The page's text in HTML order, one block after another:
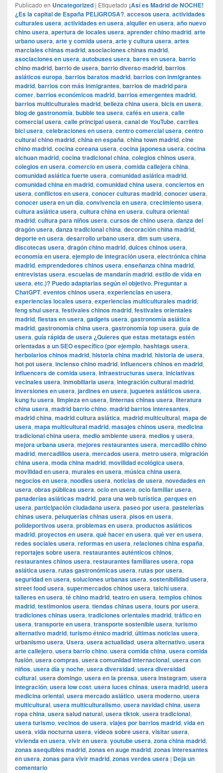
Publicado en Uncategorized | Etiquetado ¡Así es Madrid de NOCHE!
¿Es la capital de España PELIGROSA?, accesos usera, actividades
culturales usera, actividades en usera, alquiler en usera, año nuevo
chino usera, apertura de locales usera, aprender chino madrid, arte
urbano usera, arte y comida usera, arte y cultura usera, artes
marciales chinas madrid, asociaciones chinas madrid,
asociaciones en usera, autobuses usera, bares en usera, barrio
chino madrid, barrio de usera, barrio diverso madrid, barrios
asiáticos europa, barrios baratos madrid, barrios con inmigrantes
madrid, barrios con más inmigrantes, barrios de madrid para
comer, barrios económicos madrid, barrios emergentes madrid,
barrios multiculturales madrid, belleza china usera, bicis en usera,
blog de gastronomía, bubble tea usera, cafés en usera, calle
comercial usera, calle principal usera, canal de YouTube, carriles
bici usera, celebraciones en usera, centro comercial usera, centro
cultural chino madrid, china en españa, china town madrid, cine
chino madrid, cocina coreana usera, cocina japonesa usera, cocina
sichuan madrid, cocina tradicional china, colegios chinos usera,
colegios en usera, comercio en usera, comida callejera china,
comunidad asiática fuerte usera, comunidad asiática madrid,
comunidad china en madrid, comunidad china usera, conciertos en
usera, conflictos en usera, conocer culturas madrid, conocer usera,
conocer usera en un día, convivencia en usera, crecimiento usera,
cultura asiática usera, cultura china en usera, cultura oriental
madrid, cultura para niños usera, cursos de chino usera, danza del
dragón usera, danza tradicional china, decoración china madrid,
deporte en usera, desarrollo urbano usera, dim sum usera,
discotecas usera, dragón chino madrid, dulces chinos usera,
economía en usera, ejemplo de integración usera, electrónica china
madrid, emprendedores chinos usera, enseñanza china madrid,
entrevistas usera, escuelas de mandarín madrid, estilo de vida en
usera, etc.)? Puedo adaptarlas según el objetivo. Preguntar a
ChatGPT, eventos chinos usera, experiencias en usera,
experiencias locales usera, experiencias multiculturales madrid,
feng shui usera, festivales chinos madrid, festivales orientales
madrid, fiestas en usera, gadgets usera, gastronomía asiática
madrid, gastronomía china usera, gastronomía top usera, guía de
usera, guía rápida de usera ¿Quieres que estas metatags estén
orientadas a un SEO específico (por ejemplo, hashtags usera,
herbolarios chinos madrid, historia china madrid, historia de usera,
hot pot usera, incienso chino madrid, influencers chinos en madrid,
influencers de comida usera, infraestructuras usera, iniciativas
vecinales usera, inmobiliaria usera, integración cultural madrid,
inversiones en usera, jardines en usera, juguetes asiáticos usera,
kung fu usera, limpieza en usera, linternas chinas usera, literatura
china usera, madrid barrio chino, madrid barrios interesantes,
madrid china, madrid cultura asiática, madrid multicultural, mapa de
usera, mapa multicultural madrid, masajes chinos usera, medicina
tradicional china usera, medio ambiente usera, medios y usera,
mejora urbana usera, mejores restaurantes usera, mercadillo chino
madrid, mercadillos usera, mercados usera, metro usera, migración
china usera, moda china madrid, movilidad ecológica usera,
movilidad en usera, murales en usera, música china usera,
negocios en usera, noodles usera, noticias de usera, novedades en
usera, obras públicas usera, ocio en usera, ocio familiar usera,
panaderías asiáticas madrid, para una web turística, parques en
usera, participación ciudadana usera, paseo por usera, pastelerías
chinas usera, peluquerías chinas usera, pisos en usera,
polideportivos usera, problemas en usera, productos asiáticos
madrid, proyectos en usera, qué hacer en usera, qué ver en usera,
redes sociales usera, reformas en usera, relaciones china españa,
reportajes sobre usera, restaurantes auténticos chinos,
restaurantes chinos usera, restaurantes familiares usera, ropa
asiática usera, rutas gastronómicas usera, rutas por usera,
seguridad en usera, soluciones urbanas usera, sostenibilidad usera,
street food usera, supermercados chinos usera, taichí usera,
talleres en usera, té chino madrid, teatro en usera, templos chinos
madrid, testimonios usera, tiendas chinas usera, tours por usera,
tradiciones chinas usera, tradiciones orientales madrid, tráfico en
usera, transporte en usera, transporte sostenible usera, turismo
alternativo madrid, turismo étnico madrid, últimas noticias usera,
urbanismo usera, Usera, usera actualidad, usera alternativo, usera
arte callejero, usera barrio chino, usera comida china, usera comida
fusión, usera compras, usera comunidad internacional, usera con
niños, usera día y noche, usera diversidad, usera diversidad
cultural, usera domingo, usera en la prensa, usera instagram, usera
integración, usera low cost, usera luces chinas, usera madrid, usera
medicina oriental, usera mercado asiático, usera moderno, usera
multicultural, usera multiculturalismo, usera navidad china, usera
ropa china, usera salud natural, usera tiktok, usera tradicional,
usera turismo, vecinos de usera, viajes por barrios madrid, vida en
usera, vida nocturna usera, vídeos sobre usera, visitar usera,
vivienda en usera, vivir en usera, youtube usera, zona china madrid,
zonas asequibles madrid, zonas en auge madrid, zonas interesantes
en usera, zonas para vivir madrid, zonas verdes usera | Deja un
comentario